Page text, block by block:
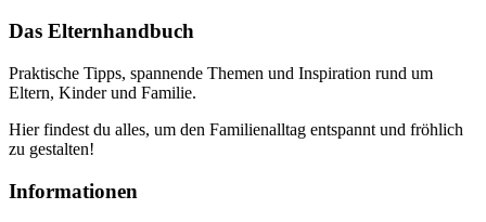
Das Elternhandbuch
Praktische Tipps, spannende Themen und Inspiration rund um
Eltern, Kinder und Familie.
Hier findest du alles, um den Familienalltag entspannt und fröhlich
zu gestalten!
Informationen